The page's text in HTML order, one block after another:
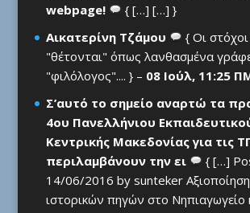
webpage!
{ […] […] }
Αικατερίνη Τζάμου
{ Οι
"θέτονται" όπως λανθασμένα
"φιλόλογος".... } – 08 Ιούλ, 11:25
Σ’αυτό το σημείο αναρτώ τα
4ου Πανελλήνιου
Κεντρικής Μακεδονίας για τις
περιλαμβάνουν την ει
{ […]
14/06/2016 by sunteker
ιστορικών πηγών στο